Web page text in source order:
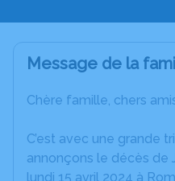
Message de la
Chère famille, chers
C’est avec une grande
annonçons le décès de
lundi 15 avril 2024 à